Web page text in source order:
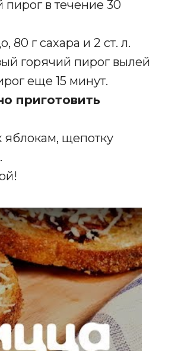
в течение 30
г сахара и 2 ст. л.
горячий пирог вылей
еще 15 минут.
приготовить
яблокам, щепотку